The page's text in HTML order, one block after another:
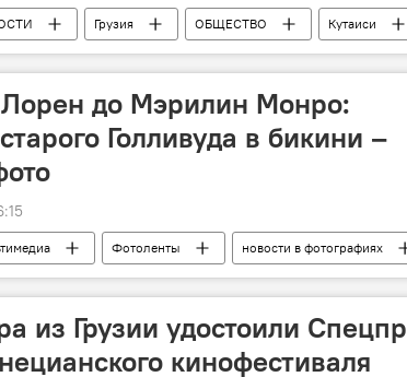
Грузия ОБЩЕСТВО Кутаиси
Кутаисский международный аэропорт
до Мэрилин Монро:
Голливуда в бикини –
Фотоленты новости в фотографиях
США Софи Лорен
из Грузии удостоили
кинофестиваля